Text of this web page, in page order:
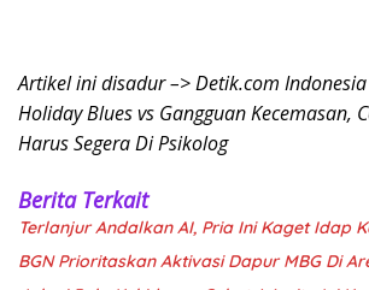
Artikel ini disadur –> Detik.com
Holiday Blues vs Gangguan Kecemasan,
Harus Segera Di Psikolog
Berita Terkait
Terlanjur Andalkan AI, Pria Ini Kaget Idap
BGN Prioritaskan Aktivasi Dapur MBG Di